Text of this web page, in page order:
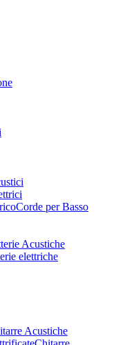
Corde per Basso
Acustiche
elettriche
Acustiche